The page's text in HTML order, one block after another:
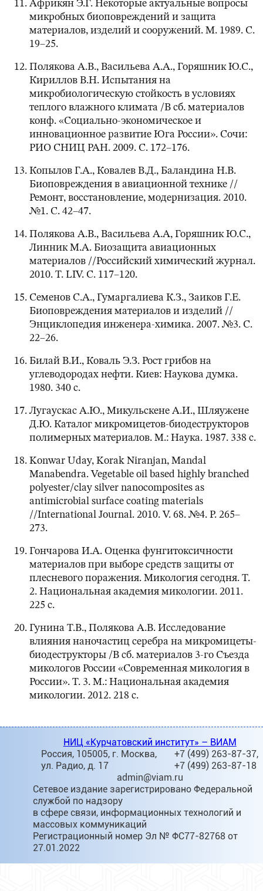
Африкян Э.Г. Некоторые актуальные вопросы
микробных биоповреждений и защита
материалов, изделий и сооружений. М. 1989. С.
19–25.
Полякова А.В., Васильева А.А., Горяшник Ю.С.,
Кириллов В.Н. Испытания на
микробиологическую стойкость в условиях
теплого влажного климата /В сб. материалов
конф. «Социально-экономическое и
инновационное развитие Юга России». Сочи:
РИО СНИЦ РАН. 2009. С. 172–176.
Копылов Г.А., Ковалев В.Д., Баландина Н.В.
Биоповреждения в авиационной технике //
Ремонт, восстановление, модернизация. 2010.
№1. С. 42–47.
Полякова А.В., Васильева А.А, Горяшник Ю.С.,
Линник М.А. Биозащита авиационных
материалов //Российский химический журнал.
2010. Т. LIV. С. 117–120.
Семенов С.А., Гумаргалиева К.З., Заиков Г.Е.
Биоповреждения материалов и изделий //
Энциклопедия инженера-химика. 2007. №3. С.
22–26.
Билай В.И., Коваль Э.З. Рост грибов на
углеводородах нефти. Киев: Наукова думка.
1980. 340 с.
Лугаускас А.Ю., Микульскене А.И., Шляужене
Д.Ю. Каталог микромицетов-биодеструкторов
полимерных материалов. М.: Наука. 1987. 338 с.
Konwar Uday, Korak Niranjan, Mandal
Manabendra. Vegetable oil based highly branched
polyester/clay silver nanocomposites as
antimicrobial surface coating materials
//International Journal. 2010. V. 68. №4. Р. 265–
273.
Гончарова И.А. Оценка фунгитоксичности
материалов при выборе средств защиты от
плесневого поражения. Микология сегодня. Т.
2. Национальная академия микологии. 2011.
225 с.
Гунина Т.В., Полякова А.В. Исследование
влияния наночастиц серебра на микромицеты-
биодеструкторы /В сб. материалов 3-го Съезда
микологов России «Современная микология в
России». Т. 3. М.: Национальная академия
микологии. 2012. 218 с.
НИЦ «Курчатовский институт» – ВИАМ
Россия, 105005, г. Москва,
ул. Радио, д. 17
+7 (499) 263-87-37,
+7 (499) 263-87-18
admin@viam.ru
Сетевое издание зарегистрировано Федеральной
службой по надзору
в сфере связи, информационных технологий и
массовых коммуникаций
Регистрационный номер Эл № ФС77-82768 от
27.01.2022